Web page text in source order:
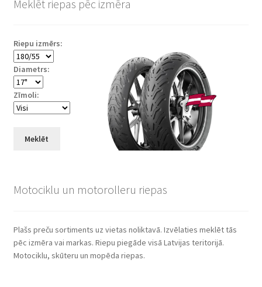
Meklēt riepas pēc izmēra
Riepu izmērs:
Diametrs:
Zīmoli:
Meklēt
Motociklu un motorolleru riepas
Plašs preču sortiments uz vietas noliktavā. Izvēlaties meklēt tās
pēc izmēra vai markas. Riepu piegāde visā Latvijas teritorijā.
Motociklu, skūteru un mopēda riepas.